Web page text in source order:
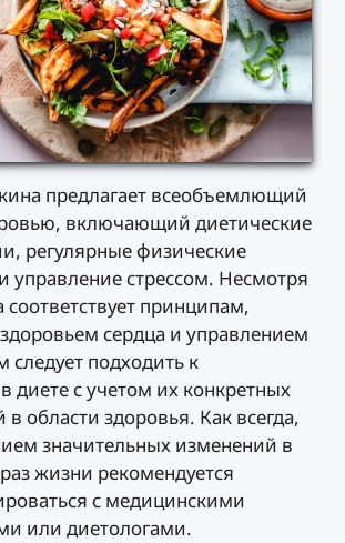
предлагает всеобъемлющий
включающий диетические
регулярные физические
управление стрессом. Несмотря
соответствует принципам,
сердца и управлением
подходить к
диете с учетом их конкретных
в области здоровья. Как всегда,
значительных изменений в
жизни рекомендуется
с медицинскими
или диетологами.